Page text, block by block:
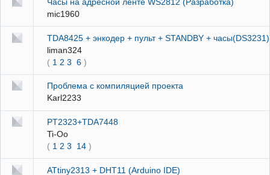
mic1960
TDA8425 + энкодер + пульт + STANDBY + часы(DS3231)
liman324
( 1 2 3 6)
Проблема с компиляцией проекта
Karl2233
PT2323+TDA7448
Ti-Oo
( 1 2 3 14)
ATtiny2313 + DHT11 (Arduino IDE)